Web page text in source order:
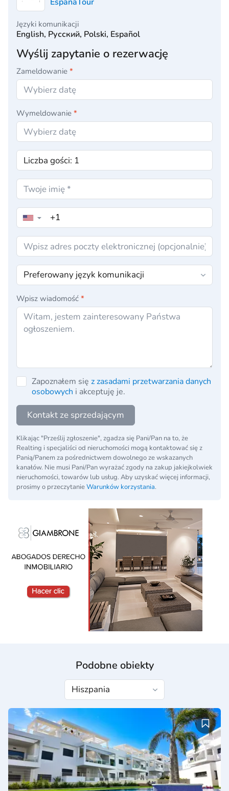
Języki komunikacji
English, Русский, Polski, Español
Wyślij zapytanie o rezerwację
Zameldowanie *
Wymeldowanie *
▼
Wpisz wiadomość *
Zapoznałem się z zasadami przetwarzania danych
osobowych i akceptuję je.
Kontakt ze sprzedającym
Klikając "Prześlij zgłoszenie", zgadza się Pani/Pan na to, że
Realting i specjaliści od nieruchomości mogą kontaktować się z
Panią/Panem za pośrednictwem dowolnego ze wskazanych
kanałów. Nie musi Pani/Pan wyrażać zgody na zakup jakiejkolwiek
nieruchomości, towarów lub usług. Aby uzyskać więcej informacji,
prosimy o przeczytanieWarunków korzystania.
Podobne obiekty